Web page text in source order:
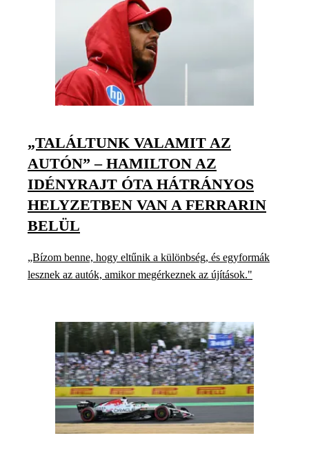
„TALÁLTUNK VALAMIT AZ
AUTÓN” – HAMILTON AZ
IDÉNYRAJT ÓTA HÁTRÁNYOS
HELYZETBEN VAN A FERRARIN
BELÜL
„Bízom benne, hogy eltűnik a különbség, és egyformák
lesznek az autók, amikor megérkeznek az újítások."